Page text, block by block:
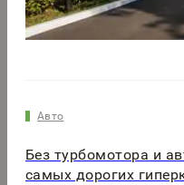
Авто
Без турбомотора и
самых дорогих